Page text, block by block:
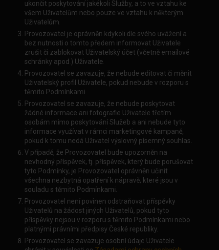
ukončit poskytování jakékoli Služby, a to ve vztahu ke
všem Uživatelům nebo pouze ve vztahu k některým
Uživatelům.
Provozovatel je oprávněn kdykoli dle svého uvážení a
bez nutnosti o tomto předem informovat Uživatele
zrušit či zablokovat Uživatelský účet (včetně emailové
schránky apod.) Uživatele.
Provozovatel se zavazuje, že nebude editovat či měnit
Uživatelský profil Uživatele, pokud nebude v rozporu s
těmito Podmínkami.
Provozovatel se zavazuje, že nebude poskytovat
žádné informace ani fotografie Uživatele třetím
osobám mimo poskytování Služeb a ani nebude tyto
informace využívat v rámci marketingové kampaně,
pokud k tomu nedá Uživatel výslovný písemný souhlas.
V případě, že Provozovatel bude upozorněn na
nevhodný příspěvek, tj. příspěvek, který bude porušovat
tyto Podmínky, je Provozovatel oprávněn učinit
všechna nezbytná opatření k nápravě, které jsou v
souladu s těmito Podmínkami.
Provozovatel není povinen odstraňovat příspěvky
Uživatelů na žádost jiných Uživatelů, pokud tyto
příspěvky nejsou v rozporu s těmito Podmínkami nebo
platnými právními předpisy České republiky.
Provozovatel se zavazuje osobní údaje Uživatele